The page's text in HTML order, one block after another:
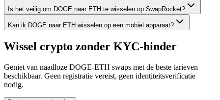
Is het veilig om DOGE naar ETH te wisselen op SwapRocket?
Kan ik DOGE naar ETH wisselen op een mobiel apparaat?
Wissel crypto zonder KYC-hinder
Geniet van naadloze DOGE-ETH swaps met de beste tarieven
beschikbaar. Geen registratie vereist, geen identiteitsverificatie
nodig.